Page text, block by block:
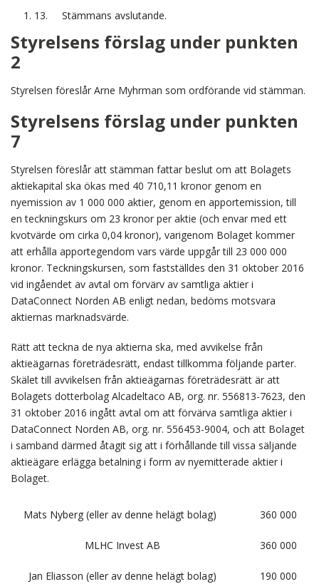
13.
Stämmans avslutande.
Styrelsens förslag under punkten
2
Styrelsen föreslår Arne Myhrman som ordförande vid stämman.
Styrelsens förslag under punkten
7
Styrelsen föreslår att stämman fattar beslut om att Bolagets
aktiekapital ska ökas med 40 710,11 kronor genom en
nyemission av 1 000 000 aktier, genom en apportemission, till
en teckningskurs om 23 kronor per aktie (och envar med ett
kvotvärde om cirka 0,04 kronor), varigenom Bolaget kommer
att erhålla apportegendom vars värde uppgår till 23 000 000
kronor. Teckningskursen, som fastställdes den 31 oktober 2016
vid ingåendet av avtal om förvärv av samtliga aktier i
DataConnect Norden AB enligt nedan, bedöms motsvara
aktiernas marknadsvärde.
Rätt att teckna de nya aktierna ska, med avvikelse från
aktieägarnas företrädesrätt, endast tillkomma följande parter.
Skälet till avvikelsen från aktieägarnas företrädesrätt är att
Bolagets dotterbolag Alcadeltaco AB, org. nr. 556813-7623, den
31 oktober 2016 ingått avtal om att förvärva samtliga aktier i
DataConnect Norden AB, org. nr. 556453-9004, och att Bolaget
i samband därmed åtagit sig att i förhållande till vissa säljande
aktieägare erlägga betalning i form av nyemitterade aktier i
Bolaget.
Mats Nyberg (eller av denne helägt bolag) 360 000
MLHC Invest AB 360 000
Jan Eliasson (eller av denne helägt bolag) 190 000